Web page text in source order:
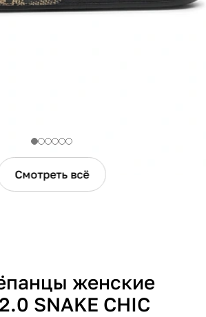
Смотреть всё
женские
SNAKE CHIC